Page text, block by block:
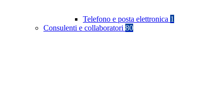
Telefono e posta elettronica 1
Consulenti e collaboratori 80